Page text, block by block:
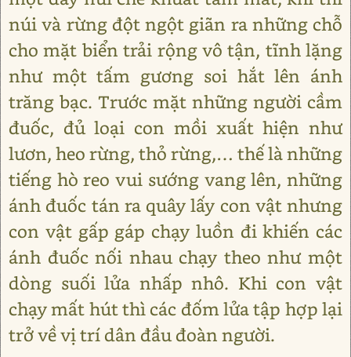
núi và rừng đột ngột giãn ra những chỗ
cho mặt biển trải rộng vô tận, tĩnh lặng
như một tấm gương soi hắt lên ánh
trăng bạc. Trước mặt những người cầm
đuốc, đủ loại con mồi xuất hiện như
lươn, heo rừng, thỏ rừng,… thế là những
tiếng hò reo vui sướng vang lên, những
ánh đuốc tán ra quây lấy con vật nhưng
con vật gấp gáp chạy luồn đi khiến các
ánh đuốc nối nhau chạy theo như một
dòng suối lửa nhấp nhô. Khi con vật
chạy mất hút thì các đốm lửa tập hợp lại
trở về vị trí dân đầu đoàn người.